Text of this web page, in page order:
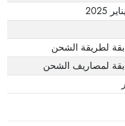
لطريقة الشحن
لمصاريف الشحن